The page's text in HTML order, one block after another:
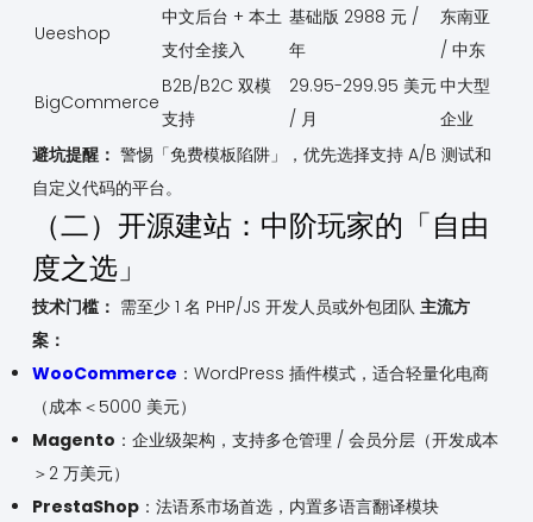
Ueeshop
中文后台 + 本土
支付全接入
基础版 2988 元 /
年
东南亚
/ 中东
BigCommerce
B2B/B2C 双模
支持
29.95-299.95 美元
/ 月
中大型
企业
避坑提醒： 警惕「免费模板陷阱」，优先选择支持 A/B 测试和
自定义代码的平台。
（二）开源建站：中阶玩家的「自由
度之选」
技术门槛： 需至少 1 名 PHP/JS 开发人员或外包团队 主流方
案：
WooCommerce ：WordPress 插件模式，适合轻量化电商
（成本＜5000 美元）
Magento ：企业级架构，支持多仓管理 / 会员分层（开发成本
＞2 万美元）
PrestaShop：法语系市场首选，内置多语言翻译模块